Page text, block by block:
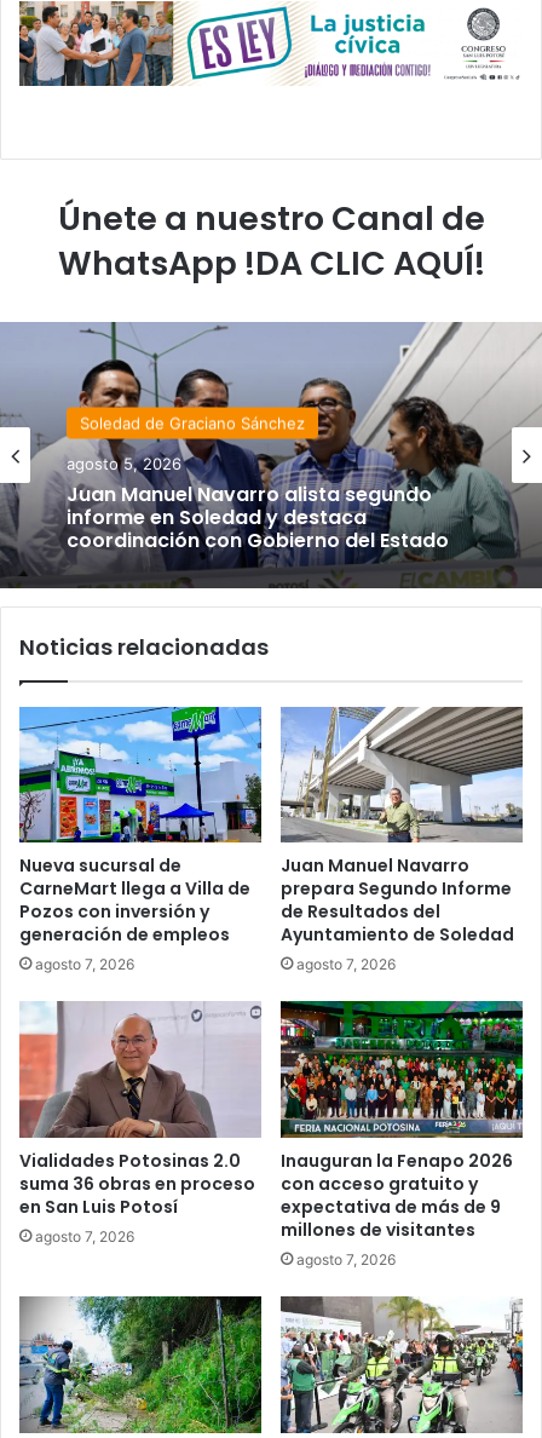
Únete a nuestro Canal de
WhatsApp !DA CLIC AQUÍ!
Soledad de Graciano Sánchez
agosto 5, 2026
Juan Manuel Navarro alista segundo
informe en Soledad y destaca
coordinación con Gobierno del Estado
Noticias relacionadas
Nueva sucursal de
CarneMart llega a Villa de
Pozos con inversión y
generación de empleos
agosto 7, 2026
Juan Manuel Navarro
prepara Segundo Informe
de Resultados del
Ayuntamiento de Soledad
agosto 7, 2026
Vialidades Potosinas 2.0
suma 36 obras en proceso
en San Luis Potosí
agosto 7, 2026
Inauguran la Fenapo 2026
con acceso gratuito y
expectativa de más de 9
millones de visitantes
agosto 7, 2026